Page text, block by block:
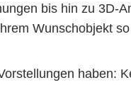
bis hin zu 3D-
Wunschobjekt
haben: